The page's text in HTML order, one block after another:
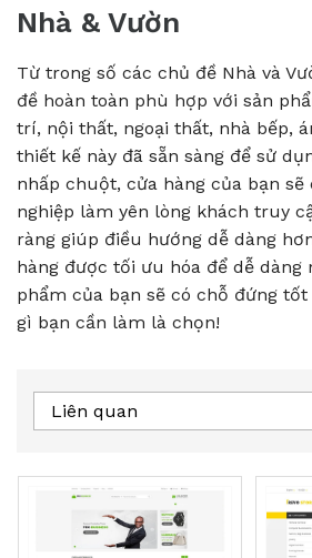
Nhà & Vườn
Từ trong số các chủ đề Nhà và
đề hoàn toàn phù hợp với sản
trí, nội thất, ngoại thất, nhà bếp,
thiết kế này đã sẵn sàng để sử
nhấp chuột, cửa hàng của bạn sẽ
nghiệp làm yên lòng khách truy
ràng giúp điều hướng dễ dàng
hàng được tối ưu hóa để dễ dàng
phẩm của bạn sẽ có chỗ đứng tốt
gì bạn cần làm là chọn!
Liên quan